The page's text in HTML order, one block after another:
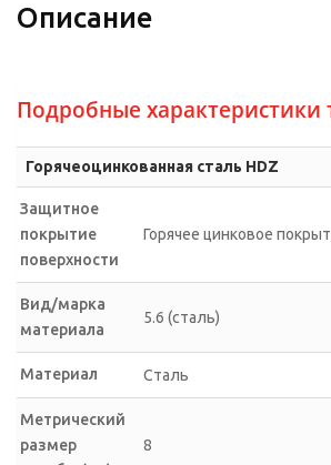
Описание
Подробные характеристики
Горячеоцинкованная сталь HDZ
Защитное
покрытие
поверхности
Горячее цинковое
Вид/марка
материала
5.6 (сталь)
Материал Сталь
Метрический
размер
8